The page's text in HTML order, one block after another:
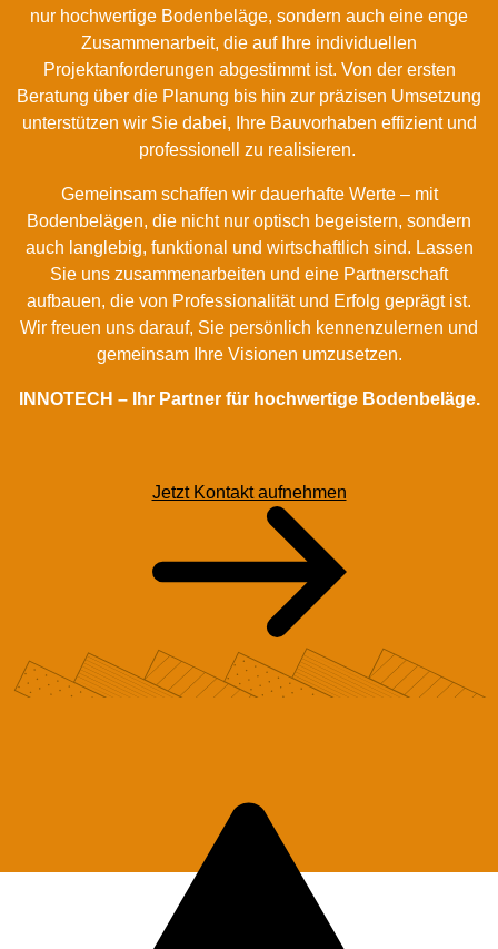
nur hochwertige Bodenbeläge, sondern auch eine enge
Zusammenarbeit, die auf Ihre individuellen
Projektanforderungen abgestimmt ist. Von der ersten
Beratung über die Planung bis hin zur präzisen Umsetzung
unterstützen wir Sie dabei, Ihre Bauvorhaben effizient und
professionell zu realisieren.
Gemeinsam schaffen wir dauerhafte Werte – mit
Bodenbelägen, die nicht nur optisch begeistern, sondern
auch langlebig, funktional und wirtschaftlich sind. Lassen
Sie uns zusammenarbeiten und eine Partnerschaft
aufbauen, die von Professionalität und Erfolg geprägt ist.
Wir freuen uns darauf, Sie persönlich kennenzulernen und
gemeinsam Ihre Visionen umzusetzen.
INNOTECH – Ihr Partner für hochwertige Bodenbeläge.
Jetzt Kontakt aufnehmen